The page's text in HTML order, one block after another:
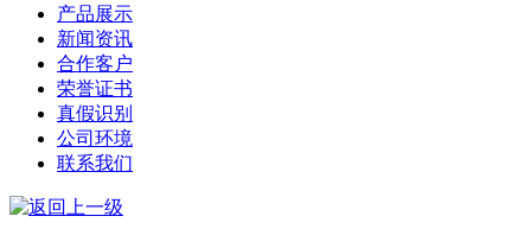
产品展示
新闻资讯
合作客户
荣誉证书
真假识别
公司环境
联系我们